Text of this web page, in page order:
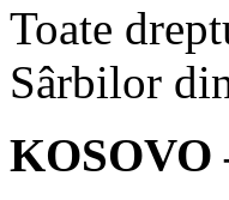
Toate
Sârbilor
KOSOVO